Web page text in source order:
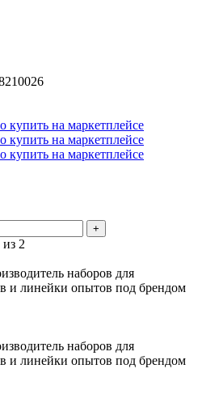
+
2
наборов для
и линейки опытов под брендом
наборов для
и линейки опытов под брендом